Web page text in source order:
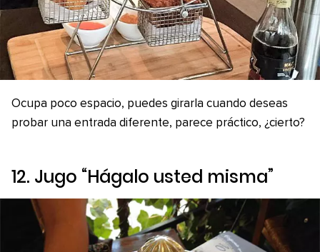
Ocupa poco espacio, puedes girarla cuando deseas
probar una entrada diferente, parece práctico, ¿cierto?
12. Jugo “Hágalo usted misma”